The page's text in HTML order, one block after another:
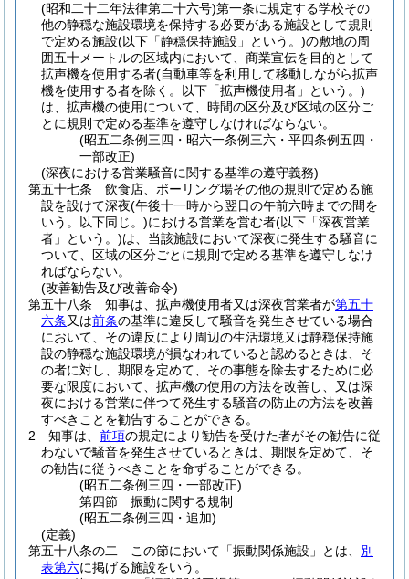
(昭和二十二年法律第二十六号)第一条に規定する学校その
他の静穏な施設環境を保持する必要がある施設として規則
で定める施設(以下「静穏保持施設」という。)の敷地の周
囲五十メートルの区域内において、商業宣伝を目的として
拡声機を使用する者(自動車等を利用して移動しながら拡声
機を使用する者を除く。以下「拡声機使用者」という。)
は、拡声機の使用について、時間の区分及び区域の区分ご
とに規則で定める基準を遵守しなければならない。
(昭五二条例三四・昭六一条例三六・平四条例五四・
一部改正)
(深夜における営業騒音に関する基準の遵守義務)
第五十七条
飲食店、ボーリング場その他の規則で定める施
設を設けて深夜(午後十一時から翌日の午前六時までの間を
いう。以下同じ。)における営業を営む者(以下「深夜営業
者」という。)は、当該施設において深夜に発生する騒音に
ついて、区域の区分ごとに規則で定める基準を遵守しなけ
ればならない。
(改善勧告及び改善命令)
第五十八条
知事は、拡声機使用者又は深夜営業者が第五十
六条又は前条の基準に違反して騒音を発生させている場合
において、その違反により周辺の生活環境又は静穏保持施
設の静穏な施設環境が損なわれていると認めるときは、そ
の者に対し、期限を定めて、その事態を除去するために必
要な限度において、拡声機の使用の方法を改善し、又は深
夜における営業に伴つて発生する騒音の防止の方法を改善
すべきことを勧告することができる。
2
知事は、 前項の規定により勧告を受けた者がその勧告に従
わないで騒音を発生させているときは、期限を定めて、そ
の勧告に従うべきことを命ずることができる。
(昭五二条例三四・一部改正)
第四節
振動に関する規制
(昭五二条例三四・追加)
(定義)
第五十八条の二
この節において「振動関係施設」とは、 別
表第六に掲げる施設をいう。